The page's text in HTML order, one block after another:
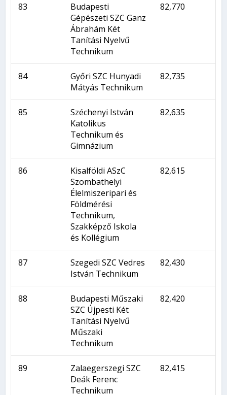
83
Budapesti
Gépészeti SZC Ganz
Ábrahám Két
Tanítási Nyelvű
Technikum
82,770
84
Győri SZC Hunyadi
Mátyás Technikum
82,735
85
Széchenyi István
Katolikus
Technikum és
Gimnázium
82,635
86
Kisalföldi ASzC
Szombathelyi
Élelmiszeripari és
Földmérési
Technikum,
Szakképző Iskola
és Kollégium
82,615
87
Szegedi SZC Vedres
István Technikum
82,430
88
Budapesti Műszaki
SZC Újpesti Két
Tanítási Nyelvű
Műszaki
Technikum
82,420
89
Zalaegerszegi SZC
Deák Ferenc
Technikum
82,415